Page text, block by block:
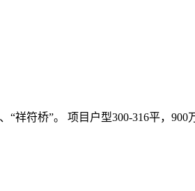
祥符桥”。 项目户型300-316平，